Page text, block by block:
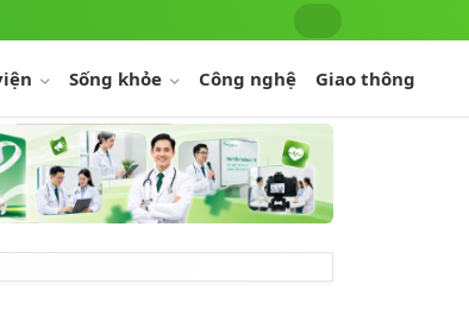
Sống khỏe Công nghệ Giao thông